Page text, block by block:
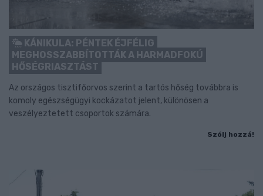
KÁNIKULA: PÉNTEK ÉJFÉLIG
MEGHOSSZABBÍTOTTÁK A HARMADFOKÚ
HŐSÉGRIASZTÁST
Az országos tisztifőorvos szerint a tartós hőség továbbra is
komoly egészségügyi kockázatot jelent, különösen a
veszélyeztetett csoportok számára.
Szólj hozzá!